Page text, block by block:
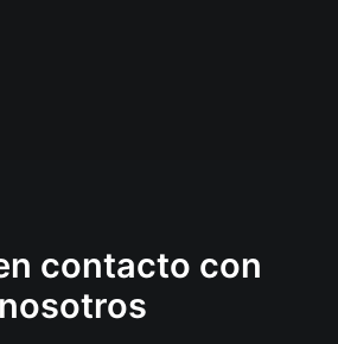
contacto con
nosotros